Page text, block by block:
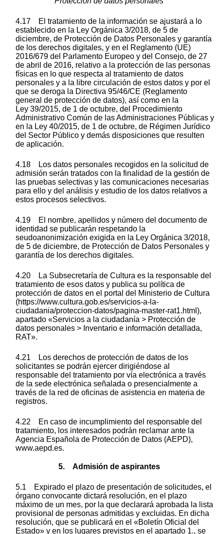
4.17 El tratamiento de la información se ajustará a lo
establecido en la Ley Orgánica 3/2018, de 5 de
diciembre, de Protección de Datos Personales y garantía
de los derechos digitales, y en el Reglamento (UE)
2016/679 del Parlamento Europeo y del Consejo, de 27
de abril de 2016, relativo a la protección de las personas
físicas en lo que respecta al tratamiento de datos
personales y a la libre circulación de estos datos y por el
que se deroga la Directiva 95/46/CE (Reglamento
general de protección de datos), así como en la
Ley 39/2015, de 1 de octubre, del Procedimiento
Administrativo Común de las Administraciones Públicas y
en la Ley 40/2015, de 1 de octubre, de Régimen Jurídico
del Sector Público y demás disposiciones que resulten
de aplicación.
4.18 Los datos personales recogidos en la solicitud de
admisión serán tratados con la finalidad de la gestión de
las pruebas selectivas y las comunicaciones necesarias
para ello y del análisis y estudio de los datos relativos a
estos procesos selectivos.
4.19 El nombre, apellidos y número del documento de
identidad se publicarán respetando la
seudoanonimización exigida en la Ley Orgánica 3/2018,
de 5 de diciembre, de Protección de Datos Personales y
garantía de los derechos digitales.
4.20 La Subsecretaría de Cultura es la responsable del
tratamiento de esos datos y publica su política de
protección de datos en el portal del Ministerio de Cultura
(https://www.cultura.gob.es/servicios-a-la-
ciudadania/proteccion-datos/pagina-master-rat1.html),
apartado «Servicios a la ciudadanía > Protección de
datos personales > Inventario e información detallada,
RAT».
4.21 Los derechos de protección de datos de los
solicitantes se podrán ejercer dirigiéndose al
responsable del tratamiento por vía electrónica a través
de la sede electrónica señalada o presencialmente a
través de la red de oficinas de asistencia en materia de
registros.
4.22 En caso de incumplimiento del responsable del
tratamiento, los interesados podrán reclamar ante la
Agencia Española de Protección de Datos (AEPD),
www.aepd.es.
5. Admisión de aspirantes
5.1 Expirado el plazo de presentación de solicitudes, el
órgano convocante dictará resolución, en el plazo
máximo de un mes, por la que declarará aprobada la lista
provisional de personas admitidas y excluidas. En dicha
resolución, que se publicará en el «Boletín Oficial del
Estado» y en los lugares previstos en el apartado 1., se